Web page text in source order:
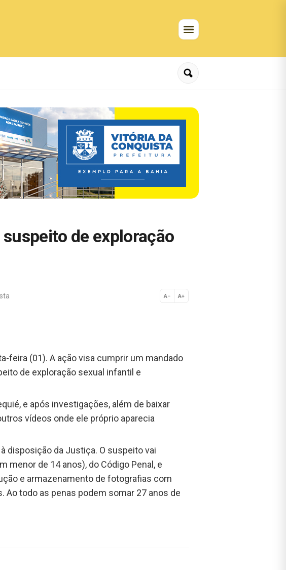
de exploração
A− A+
Normal
feira (01). A ação visa cumprir um mandado
de exploração sexual infantil e
e após investigações, além de baixar
vídeos onde ele próprio aparecia
disposição da Justiça. O suspeito vai
menor de 14 anos), do Código Penal, e
e armazenamento de fotografias com
todo as penas podem somar 27 anos de